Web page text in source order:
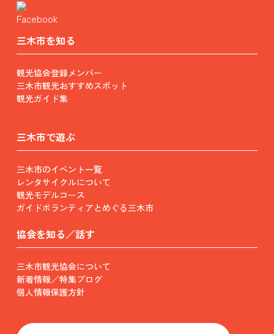
三木市を知る
観光協会登録メンバー
三木市観光おすすめスポット
観光ガイド集
三木市で遊ぶ
三木市のイベント一覧
レンタサイクルについて
観光モデルコース
ガイドボランティアとめぐる三木市
協会を知る／話す
三木市観光協会について
新着情報／特集ブログ
個人情報保護方針